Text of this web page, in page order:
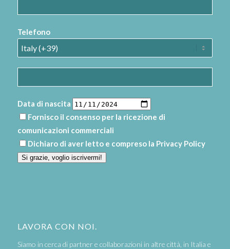
Telefono
Data di nascita
Fornisco il consenso per la ricezione di
comunicazioni commerciali
Dichiaro di aver letto e compreso la Privacy Policy
Si grazie, voglio iscrivermi!
LAVORA CON NOI.
Siamo in cerca di partner e collaborazioni in altre città, in Italia e